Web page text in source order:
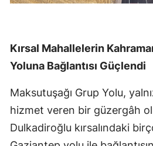
Kırsal Mahallelerin
Yoluna Bağlantısı Güçlendi
Maksutuşağı Grup Yolu,
hizmet veren bir güzergâh
Dulkadiroğlu kırsalındaki